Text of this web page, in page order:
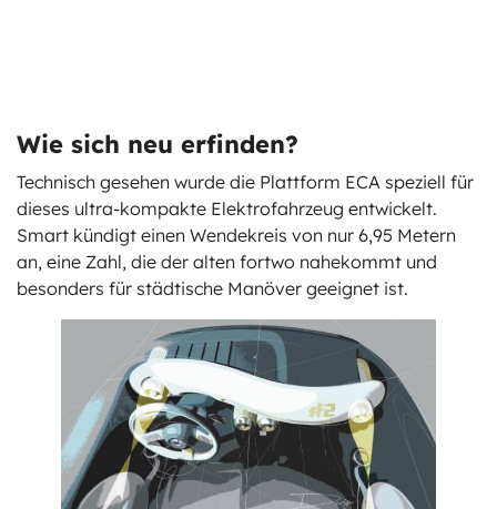
Wie sich neu erfinden?
Technisch gesehen wurde die Plattform ECA speziell für
dieses ultra-kompakte Elektrofahrzeug entwickelt.
Smart kündigt einen Wendekreis von nur 6,95 Metern
an, eine Zahl, die der alten fortwo nahekommt und
besonders für städtische Manöver geeignet ist.